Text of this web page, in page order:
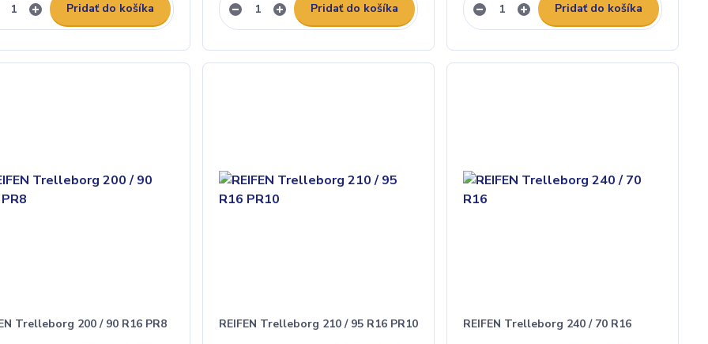
Pridať do košíka Pridať do košíka Pridať do košíka
Trelleborg 200 / 90 R16 PR8 REIFEN Trelleborg 210 / 95 R16 PR10 REIFEN Trelleborg 240 / 70 R16